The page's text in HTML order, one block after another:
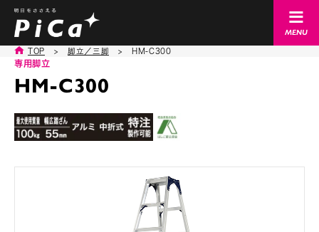
TOP > 脚立／三脚 > HM-C300
HM-C300
専用脚立